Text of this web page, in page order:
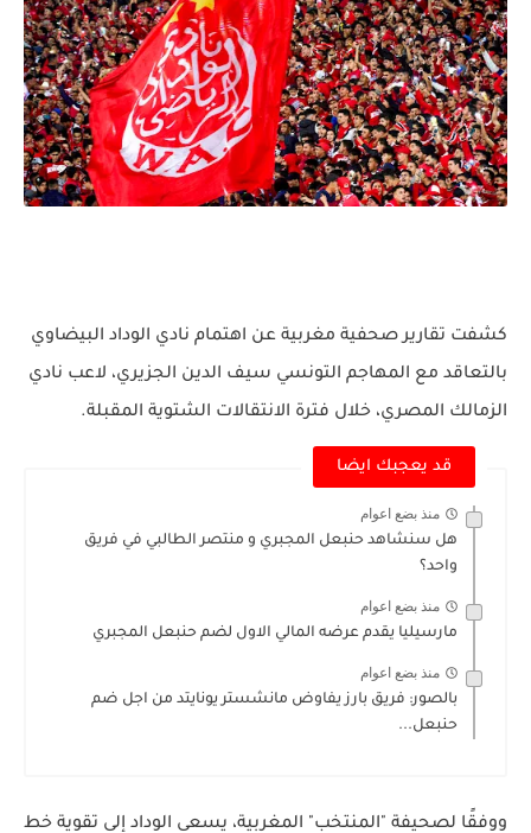
كشفت تقارير صحفية مغربية عن اهتمام نادي الوداد البيضاوي
بالتعاقد مع المهاجم التونسي سيف الدين الجزيري، لاعب نادي
الزمالك المصري، خلال فترة الانتقالات الشتوية المقبلة.
قد يعجبك ايضا
منذ بضع اعوام
هل سنشاهد حنبعل المجبري و منتصر الطالبي في فريق
واحد؟
منذ بضع اعوام
مارسيليا يقدم عرضه المالي الاول لضم حنبعل المجبري
منذ بضع اعوام
بالصور: فريق بارز يفاوض مانشستر يونايتد من اجل ضم
حنبعل...
ووفقًا لصحيفة "المنتخب" المغربية، يسعى الوداد إلى تقوية خط